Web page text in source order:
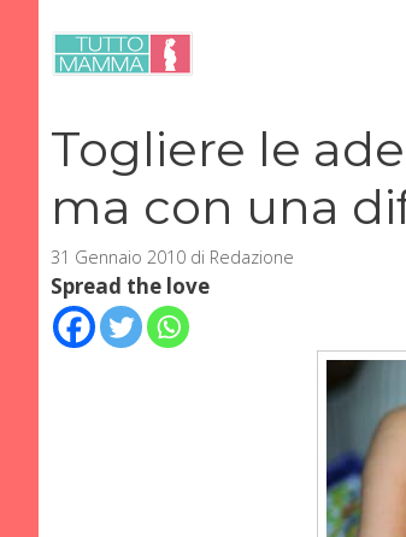
contenuto
Togliere le
ma con una
31 Gennaio 2010 di Redazione
Spread the love